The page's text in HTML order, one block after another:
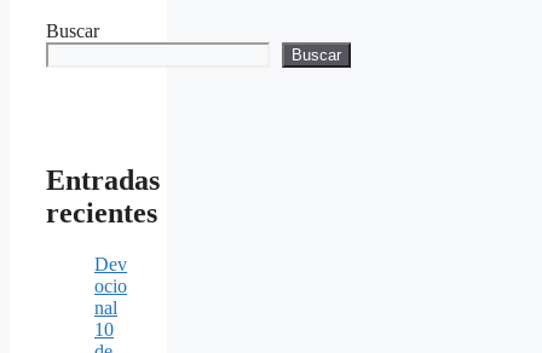
Buscar
Buscar
Entradas
recientes
Dev
ocio
nal
10